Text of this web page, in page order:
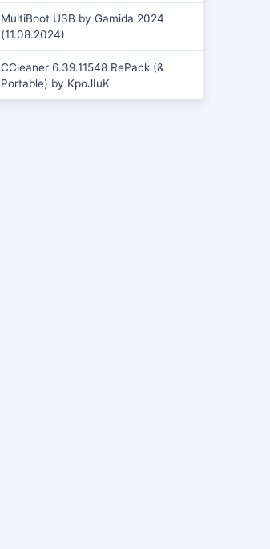
MultiBoot USB by Gamida 2024
(11.08.2024)
CCleaner 6.39.11548 RePack (&
Portable) by KpoJIuK